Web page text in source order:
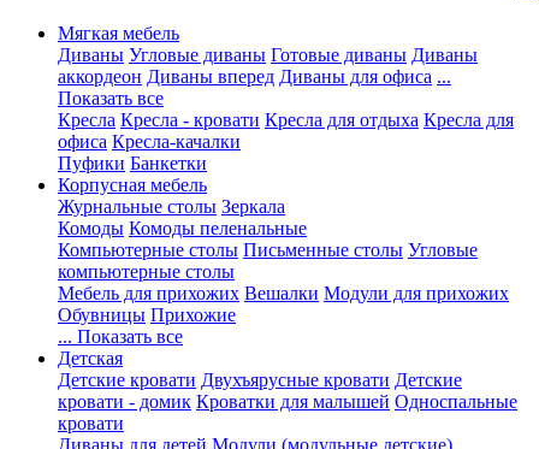
Мягкая мебель
Диваны Угловые диваны Готовые диваны Диваны
аккордеон Диваны вперед Диваны для офиса ...
Показать все
Кресла Кресла - кровати Кресла для отдыха Кресла для
офиса Кресла-качалки
Пуфики Банкетки
Корпусная мебель
Журнальные столы Зеркала
Комоды Комоды пеленальные
Компьютерные столы Письменные столы Угловые
компьютерные столы
Мебель для прихожих Вешалки Модули для прихожих
Обувницы Прихожие
... Показать все
Детская
Детские кровати Двухъярусные кровати Детские
кровати - домик Кроватки для малышей Односпальные
кровати
Диваны для детей Модули (модульные детские)